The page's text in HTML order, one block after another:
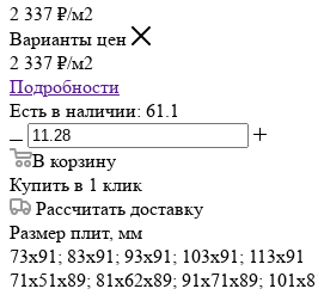
2 337 ₽/м2
Варианты цен
2 337 ₽/м2
Подробности
Есть в наличии: 61.1
В корзину
Купить в 1 клик
Рассчитать доставку
Размер плит, мм
73х91; 83х91; 93х91; 103х91; 113х91
71х51х89; 81х62х89; 91х71х89;